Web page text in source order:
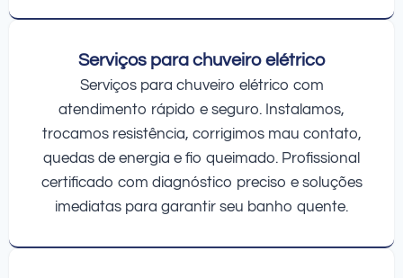
Serviços para chuveiro elétrico
Serviços para chuveiro elétrico com
atendimento rápido e seguro. Instalamos,
trocamos resistência, corrigimos mau contato,
quedas de energia e fio queimado. Profissional
certificado com diagnóstico preciso e soluções
imediatas para garantir seu banho quente.